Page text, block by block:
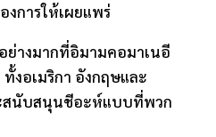
การให้เผยแพร่
ย่างมากที่อิมามคอมาเนอี
งอเมริกา​ อังกฤษและ
สนับสนุนชีอะห์แบบที่พวก